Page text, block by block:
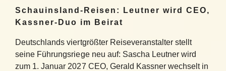
Schauinsland-Reisen: Leutner wird CEO,
Kassner-Duo im Beirat
Deutschlands viertgrößter Reiseveranstalter stellt
seine Führungsriege neu auf: Sascha Leutner wird
zum 1. Januar 2027 CEO, Gerald Kassner wechselt in